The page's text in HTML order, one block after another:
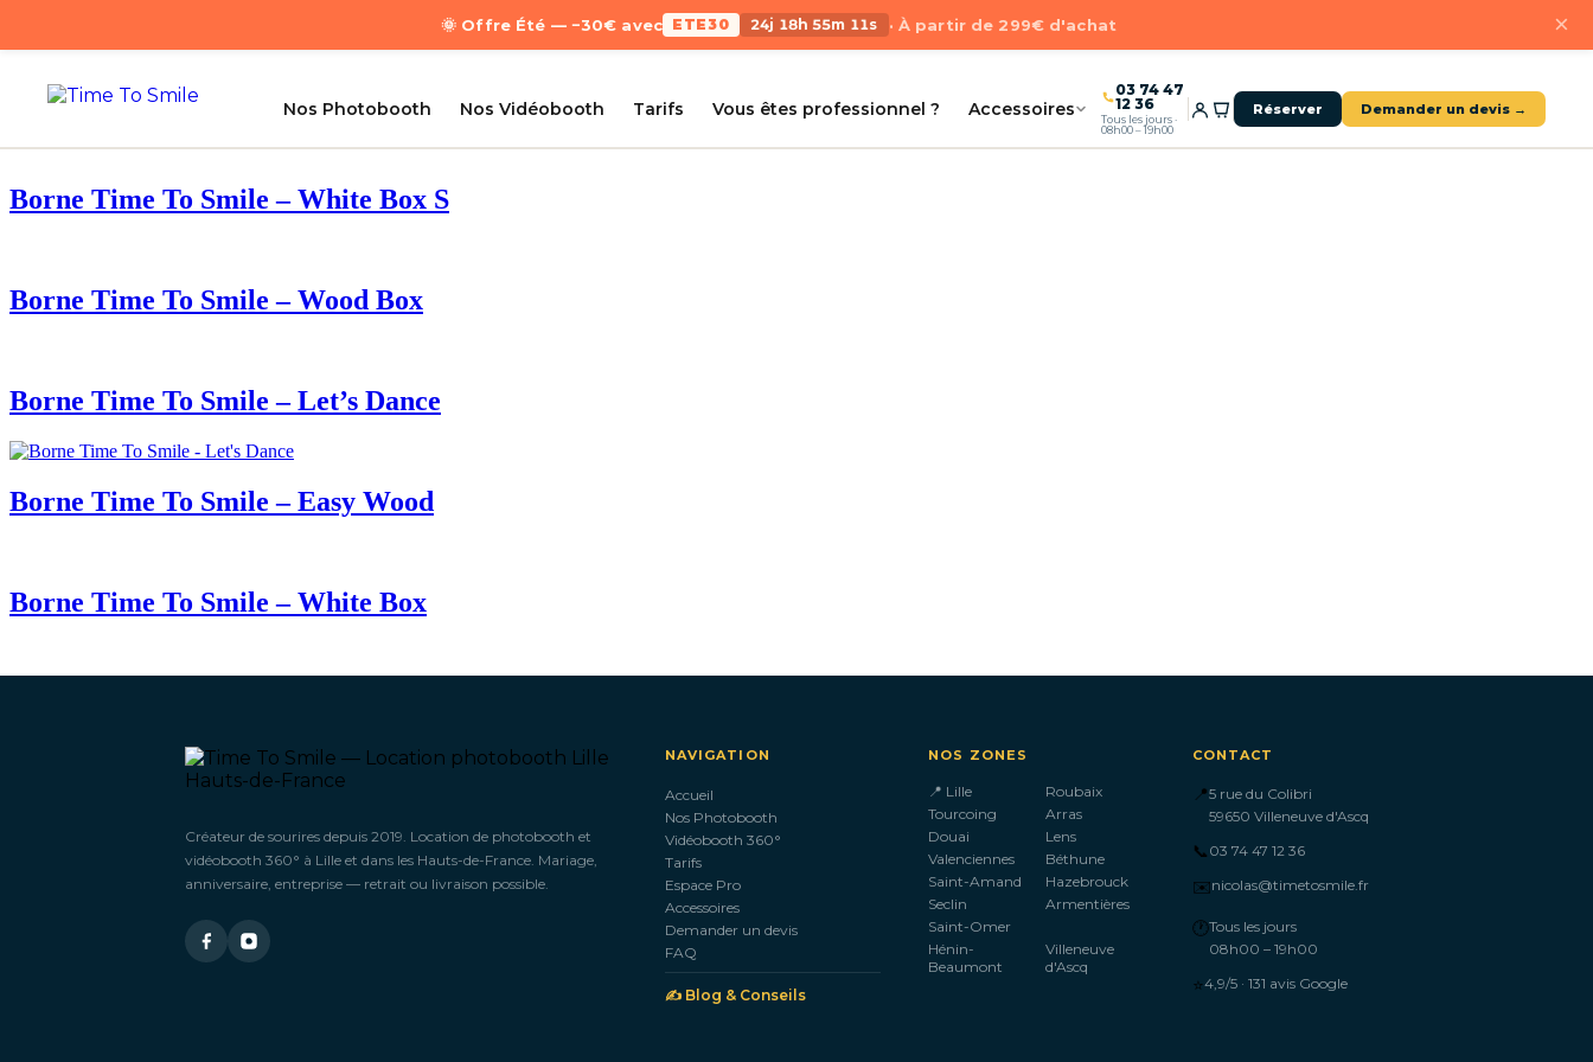
🌞 Offre Été — −30€ avec ETE30 24j 18h 55m 11s · À partir de 299€ d'achat ×
Nos Photobooth Nos Vidéobooth Tarifs Vous êtes professionnel ? Accessoires
03 74 47
12 36
Tous les jours ·
08h00 – 19h00
Réserver Demander un devis →
Borne Time To Smile – White Box S
Borne Time To Smile – Wood Box
Borne Time To Smile – Let’s Dance
Borne Time To Smile – Easy Wood
Borne Time To Smile – White Box
Créateur de sourires depuis 2019. Location de photobooth et
vidéobooth 360° à Lille et dans les Hauts-de-France. Mariage,
anniversaire, entreprise — retrait ou livraison possible.
NAVIGATION
Accueil
Nos Photobooth
Vidéobooth 360°
Tarifs
Espace Pro
Accessoires
Demander un devis
FAQ
✍️ Blog & Conseils
NOS ZONES
📍 Lille
Roubaix
Tourcoing
Arras
Douai
Lens
Valenciennes
Béthune
Saint-Amand
Hazebrouck
Seclin
Armentières
Saint-Omer
Hénin-
Beaumont
Villeneuve
d'Ascq
CONTACT
📍5 rue du Colibri
59650 Villeneuve d'Ascq
📞 03 74 47 12 36
✉️nicolas@timetosmile.fr
🕐Tous les jours
08h00 – 19h00
⭐4,9/5 · 131 avis Google